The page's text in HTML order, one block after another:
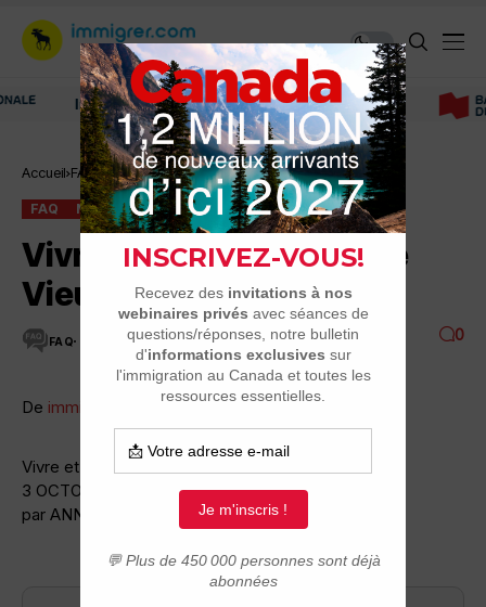
Immigrer au Canada: ressources et conseils
Accueil FAQ Vivre et travailler dans le Vieux-Montréal
FAQ MONTRÉAL, QUARTIERS, BANLIEUES
Vivre et travailler dans le
Vieux-Montréal
FAQ 2 MINUTES DE LECTURE 3.5K VUES 0
De immigrer.com
Vivre et travailler dans le Vieux-Montréal
3 OCTOBRE 2013
par ANNE-SOPHIE CARPENTIER